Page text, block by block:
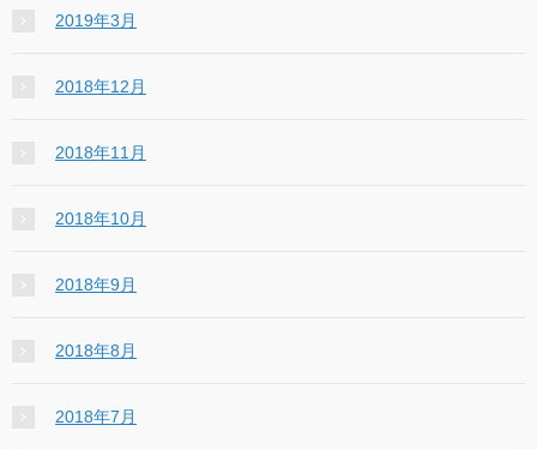
2019年3月
2018年12月
2018年11月
2018年10月
2018年9月
2018年8月
2018年7月